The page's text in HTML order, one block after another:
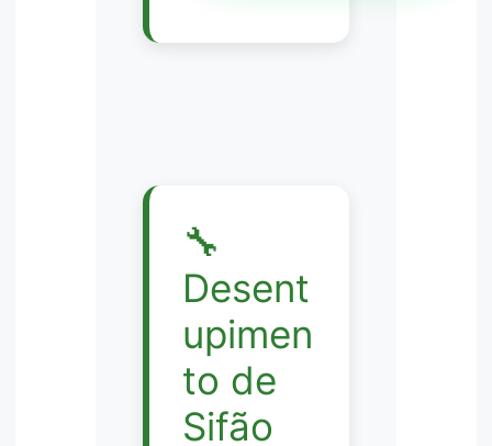
🔧
Desent
upimen
to de
Sifão